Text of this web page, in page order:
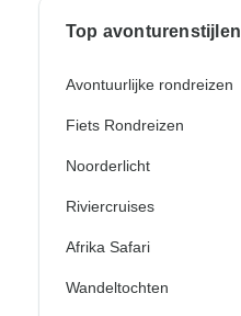
Top avonturenstijlen
Avontuurlijke rondreizen
Fiets Rondreizen
Noorderlicht
Riviercruises
Afrika Safari
Wandeltochten